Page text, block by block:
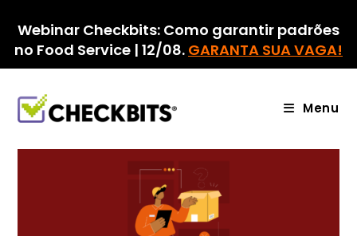
para
conteúdo
Webinar Checkbits: Como garantir padrões
no Food Service | 12/08. GARANTA SUA VAGA!
Menu